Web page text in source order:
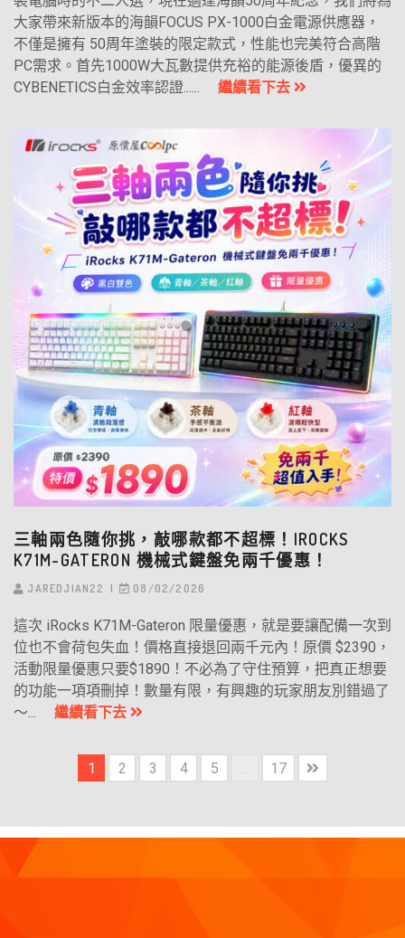
大家帶來新版本的海韻FOCUS PX-1000白金電源供應器，
不僅是擁有 50周年塗裝的限定款式，性能也完美符合高階
PC需求。首先1000W大瓦數提供充裕的能源後盾，優異的
CYBENETICS白金效率認證...... 繼續看下去
三軸兩色隨你挑，敲哪款都不超標！IROCKS
K71M-GATERON 機械式鍵盤免兩千優惠！
JAREDJIAN22 08/02/2026
這次 iRocks K71M-Gateron 限量優惠，就是要讓配備一次到
位也不會荷包失血！價格直接退回兩千元內！原價 $2390，
活動限量優惠只要$1890！不必為了守住預算，把真正想要
的功能一項項刪掉！數量有限，有興趣的玩家朋友別錯過了
～... 繼續看下去
1 2 3 4 5 17